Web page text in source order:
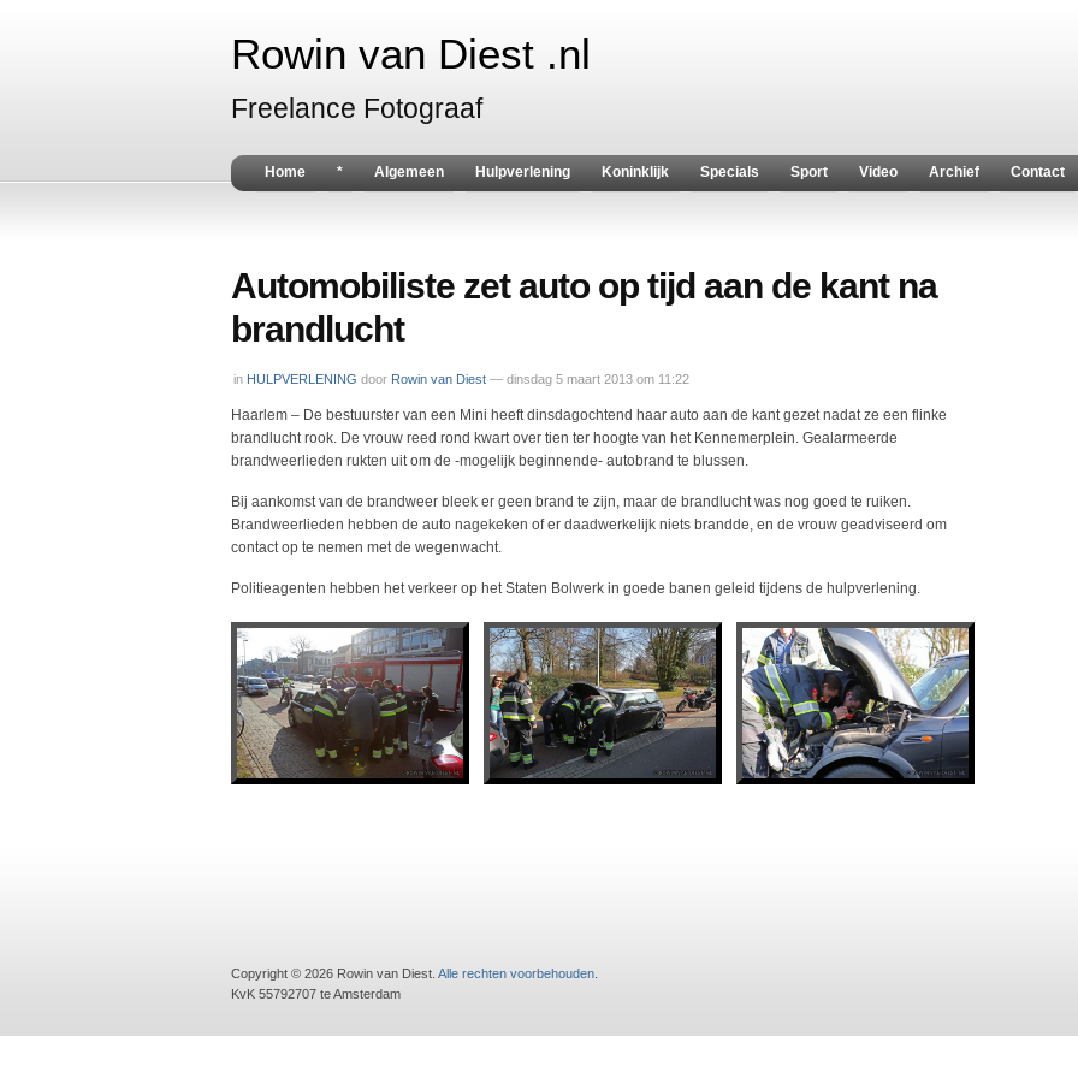
Rowin van Diest .nl
Freelance Fotograaf
Home * Algemeen Hulpverlening Koninklijk Specials Sport Video Archief Contact
Automobiliste zet auto op tijd aan de kant na
brandlucht
in HULPVERLENING door Rowin van Diest — dinsdag 5 maart 2013 om 11:22
Haarlem – De bestuurster van een Mini heeft dinsdagochtend haar auto aan de kant gezet nadat ze een flinke
brandlucht rook. De vrouw reed rond kwart over tien ter hoogte van het Kennemerplein. Gealarmeerde
brandweerlieden rukten uit om de -mogelijk beginnende- autobrand te blussen.
Bij aankomst van de brandweer bleek er geen brand te zijn, maar de brandlucht was nog goed te ruiken.
Brandweerlieden hebben de auto nagekeken of er daadwerkelijk niets brandde, en de vrouw geadviseerd om
contact op te nemen met de wegenwacht.
Politieagenten hebben het verkeer op het Staten Bolwerk in goede banen geleid tijdens de hulpverlening.
Copyright © 2026 Rowin van Diest. Alle rechten voorbehouden
KvK 55792707 te Amsterdam